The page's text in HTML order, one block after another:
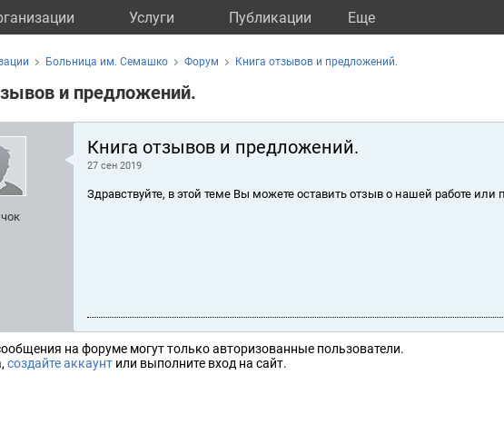
Услуги Публикации Eще
Больница им. Семашко Форум Книга отзывов и предложений.
и предложений.
Книга отзывов и предложений.
27 сен 2019
Здравствуйте, в этой теме Вы можете оставить отзыв о нашей работе
на форуме могут только авторизованные пользователи.
создайте аккаунт или выполните вход на сайт.